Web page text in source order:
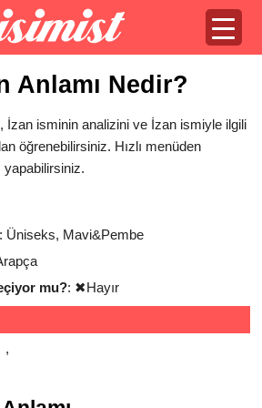
Anlamı Nedir?
, İzan isminin analizini ve İzan ismiyle ilgili
öğrenebilirsiniz. Hızlı menüden
yapabilirsiniz.
: Üniseks, Mavi&Pembe
mu?: ✖Hayır